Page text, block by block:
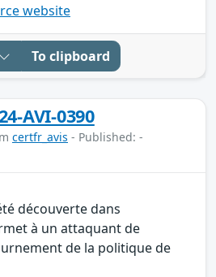
website
To clipboard
AVI-0390
certfr_avis - Published: -
découverte dans
à un attaquant de
de la politique de